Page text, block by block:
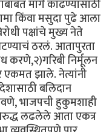
मार्ग काढण्यासाठी
किंवा मसुदा पुढे आला
पक्षांचे मुख्य नेते
ठरलं. आतापुरता
करणे,२)गरिबी निर्मूलन
झाले. नेत्यांनी
बलिदान
भाजपची हुकुमशाही
लढलेले आता एकत्र